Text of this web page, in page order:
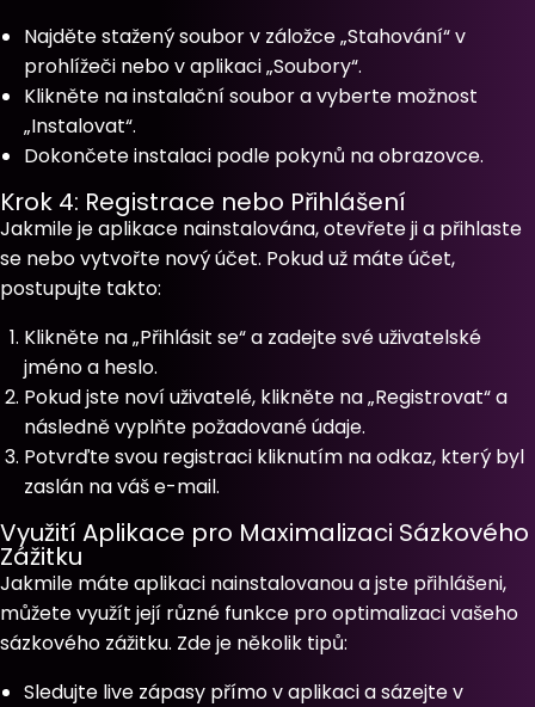
Najděte stažený soubor v záložce „Stahování“ v
prohlížeči nebo v aplikaci „Soubory“.
Klikněte na instalační soubor a vyberte možnost
„Instalovat“.
Dokončete instalaci podle pokynů na obrazovce.
Krok 4: Registrace nebo Přihlášení
Jakmile je aplikace nainstalována, otevřete ji a přihlaste
se nebo vytvořte nový účet. Pokud už máte účet,
postupujte takto:
Klikněte na „Přihlásit se“ a zadejte své uživatelské
jméno a heslo.
Pokud jste noví uživatelé, klikněte na „Registrovat“ a
následně vyplňte požadované údaje.
Potvrďte svou registraci kliknutím na odkaz, který byl
zaslán na váš e-mail.
Využití Aplikace pro Maximalizaci Sázkového
Zážitku
Jakmile máte aplikaci nainstalovanou a jste přihlášeni,
můžete využít její různé funkce pro optimalizaci vašeho
sázkového zážitku. Zde je několik tipů:
Sledujte live zápasy přímo v aplikaci a sázejte v